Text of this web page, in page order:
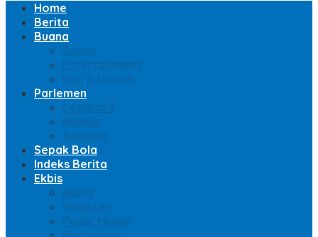
Home
Berita
Buana
Sosial
Entertainment
Haji & Umroh
Parlemen
Legislatif
Majelis
Senator
Sepak Bola
Indeks Berita
Ekbis
Bisnis
Moneter
Pasar Modal